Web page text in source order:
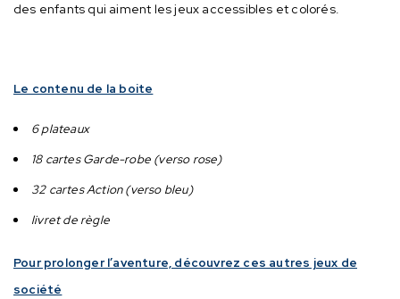
des enfants qui aiment les jeux accessibles et colorés.
Le contenu de la boite
6 plateaux
18 cartes Garde-robe (verso rose)
32 cartes Action (verso bleu)
livret de règle
Pour prolonger l’aventure, découvrez ces autres jeux de
société